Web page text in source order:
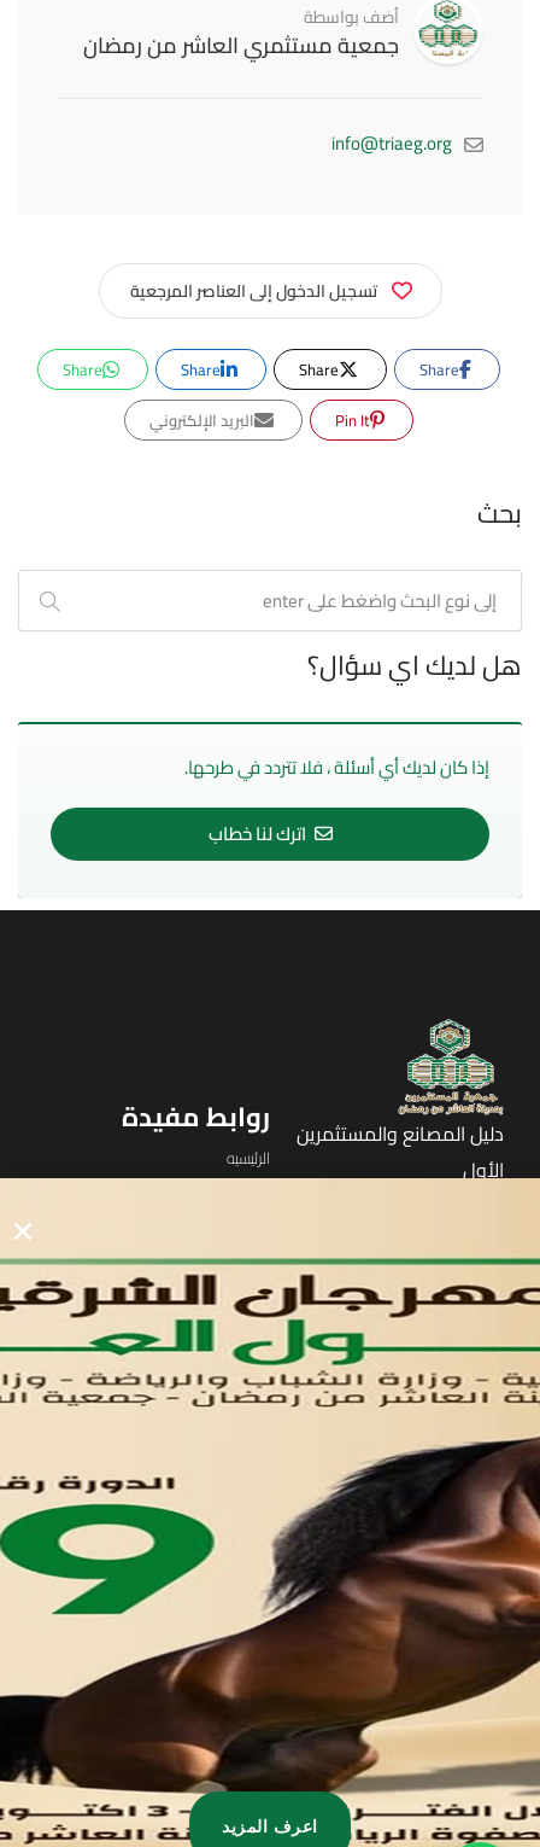
أضف بواسطة
جمعية مستثمري العاشر من رمضان
info@triaeg.org
تسجيل الدخول إلى العناصر المرجعية
Share
Share
Share
Share
Pin It
البريد الإلكتروني
بحث
هل لديك اي سؤال؟
إذا كان لديك أي أسئلة ، فلا تتردد في طرحها.
اترك لنا خطاب
دليل المصانع والمستثمرين
الأول
روابط مفيدة
الرئيسيه
اتصل بنا
تواصل معنا
مدينة العاشر من رمضان
01221020029
055-4494429
055-4494406
055-4494414
info.triaeg@yahoo.com
info@triaeg-guide.com
اعرف المزيد